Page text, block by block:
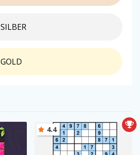
SILBER
GOLD
4.4